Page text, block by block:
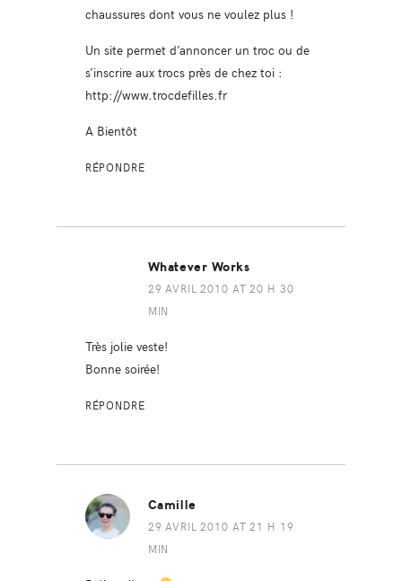
chaussures dont vous ne voulez plus !
Un site permet d’annoncer un troc ou de
s’inscrire aux trocs près de chez toi :
http://www.trocdefilles.fr
A Bientôt
RÉPONDRE
Whatever Works
29 AVRIL 2010 AT 20 H 30
MIN
Très jolie veste!
Bonne soirée!
RÉPONDRE
Camille
29 AVRIL 2010 AT 21 H 19
MIN